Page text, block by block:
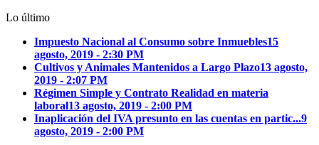
Lo último
Impuesto Nacional al Consumo sobre Inmuebles15
agosto, 2019 - 2:30 PM
Cultivos y Animales Mantenidos a Largo Plazo13 agosto,
2019 - 2:07 PM
Régimen Simple y Contrato Realidad en materia
laboral13 agosto, 2019 - 2:00 PM
Inaplicación del IVA presunto en las cuentas en partic...9
agosto, 2019 - 2:00 PM